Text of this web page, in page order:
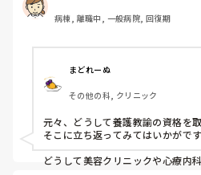
心療内科等の看護師として働きた
す。
が無いため合格した後の1年間の
ってしまっています。
しかし、夏頃に彼氏のご両親と食
め病棟を辞めた話をすると｢辞め
と、とても応援してくれました。
昨日も応援メッセージをくれまし
その手前、｢やっぱり養護教諭辞
病棟, 離職中, 一般病院, 回復期
まどれーぬ
その他の科, クリニック
元々、どうして養護教諭の資格を
そこに立ち返ってみてはいかがで
どうして美容クリニックや心療内